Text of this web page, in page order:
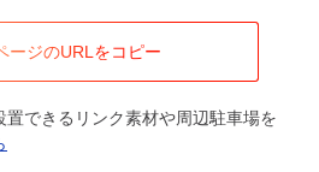
ージのURLをコピー
置できるリンク素材や周辺駐車場を